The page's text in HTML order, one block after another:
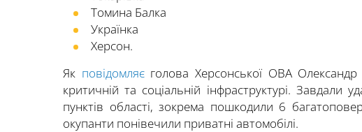
Томина Балка
Українка
Херсон.
Як повідомляєголова Херсонської ОВА Олександр
критичній та соціальній інфраструктурі. Завдали
пунктів області, зокрема пошкодили 6
окупанти понівечили приватні автомобілі.